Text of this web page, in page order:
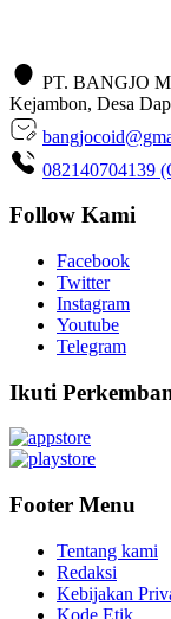
PT. BANGJO
Kejambon, Desa
082140704139
Follow Kami
Facebook
Twitter
Instagram
Youtube
Telegram
Ikuti
Footer Menu
Tentang kami
Redaksi
Kebijakan
Kode Etik